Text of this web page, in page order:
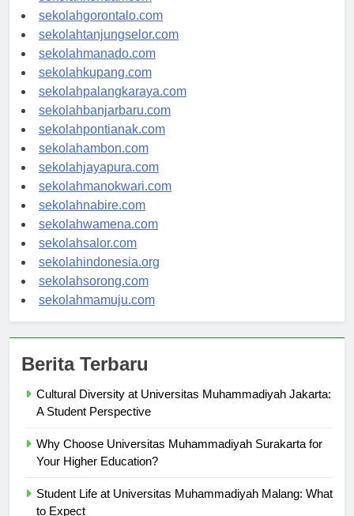
sekolahkendari.com
sekolahgorontalo.com
sekolahtanjungselor.com
sekolahmanado.com
sekolahkupang.com
sekolahpalangkaraya.com
sekolahbanjarbaru.com
sekolahpontianak.com
sekolahambon.com
sekolahjayapura.com
sekolahmanokwari.com
sekolahnabire.com
sekolahwamena.com
sekolahsalor.com
sekolahindonesia.org
sekolahsorong.com
Cultural Diversity at Universitas Muhammadiyah Jakarta:
Why Choose Universitas Muhammadiyah Surakarta for
Student Life at Universitas Muhammadiyah Malang: What